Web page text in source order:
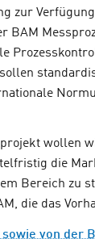
zur
BAM
wollen
die
Bereich zu
die das
sowie von der